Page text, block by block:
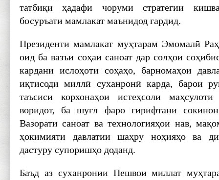
татбиқи ҳадафи чоруми стратегии
босуръати мамлакат маънидод гардид.
Президенти мамлакат муҳтарам Эмомалӣ
оид ба вазъи соҳаи саноат дар солҳои
кардани ислоҳоти соҳаҳо, барномаҳои
иқтисоди миллӣ суханронӣ карда, барои
таъсиси корхонаҳои истеҳсоли
воридот, ба шуғл фаро гирифтани
Вазорати саноат ва технологияҳои нав,
ҳокимияти давлатии шаҳру ноҳияҳо ва
дастуру супоришҳо доданд.
Баъд аз суханронии Пешвои миллат